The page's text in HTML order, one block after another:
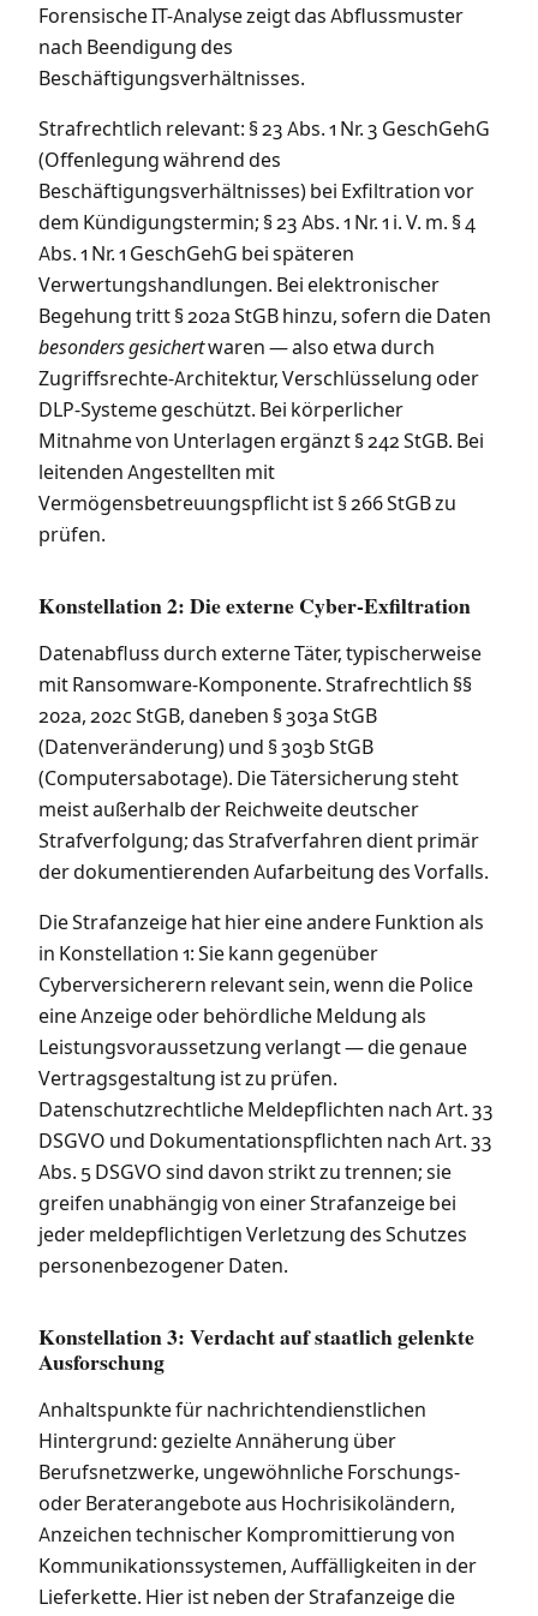
Forensische IT-Analyse zeigt das Abflussmuster
nach Beendigung des
Beschäftigungsverhältnisses.
Strafrechtlich relevant: § 23 Abs. 1 Nr. 3 GeschGehG
(Offenlegung während des
Beschäftigungsverhältnisses) bei Exfiltration vor
dem Kündigungstermin; § 23 Abs. 1 Nr. 1 i. V. m. § 4
Abs. 1 Nr. 1 GeschGehG bei späteren
Verwertungshandlungen. Bei elektronischer
Begehung tritt § 202a StGB hinzu, sofern die Daten
besonders gesichertwaren — also etwa durch
Zugriffsrechte-Architektur, Verschlüsselung oder
DLP-Systeme geschützt. Bei körperlicher
Mitnahme von Unterlagen ergänzt § 242 StGB. Bei
leitenden Angestellten mit
Vermögensbetreuungspflicht ist § 266 StGB zu
prüfen.
Konstellation 2: Die externe Cyber-Exfiltration
Datenabfluss durch externe Täter, typischerweise
mit Ransomware-Komponente. Strafrechtlich §§
202a, 202c StGB, daneben § 303a StGB
(Datenveränderung) und § 303b StGB
(Computersabotage). Die Tätersicherung steht
meist außerhalb der Reichweite deutscher
Strafverfolgung; das Strafverfahren dient primär
der dokumentierenden Aufarbeitung des Vorfalls.
Die Strafanzeige hat hier eine andere Funktion als
in Konstellation 1: Sie kann gegenüber
Cyberversicherern relevant sein, wenn die Police
eine Anzeige oder behördliche Meldung als
Leistungsvoraussetzung verlangt — die genaue
Vertragsgestaltung ist zu prüfen.
Datenschutzrechtliche Meldepflichten nach Art. 33
DSGVO und Dokumentationspflichten nach Art. 33
Abs. 5 DSGVO sind davon strikt zu trennen; sie
greifen unabhängig von einer Strafanzeige bei
jeder meldepflichtigen Verletzung des Schutzes
personenbezogener Daten.
Konstellation 3: Verdacht auf staatlich gelenkte
Ausforschung
Anhaltspunkte für nachrichtendienstlichen
Hintergrund: gezielte Annäherung über
Berufsnetzwerke, ungewöhnliche Forschungs-
oder Beraterangebote aus Hochrisikoländern,
Anzeichen technischer Kompromittierung von
Kommunikationssystemen, Auffälligkeiten in der
Lieferkette. Hier ist neben der Strafanzeige die